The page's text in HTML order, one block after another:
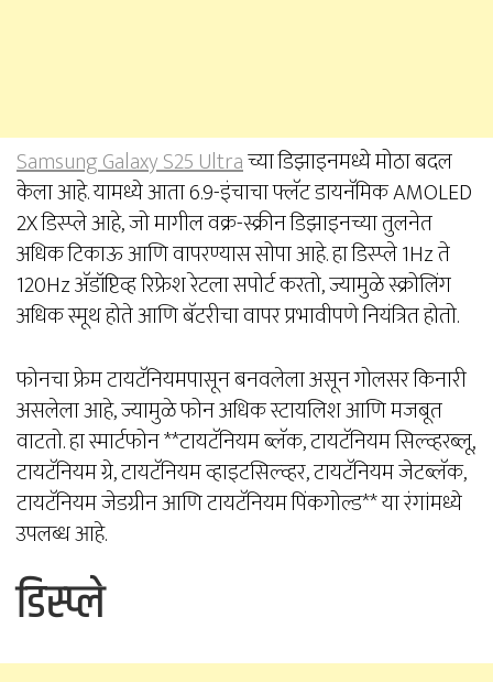
Samsung Galaxy S25 Ultraच्या डिझाइनमध्ये मोठा बदल
केला आहे. यामध्ये आता 6.9-इंचाचा फ्लॅट डायनॅमिक AMOLED
2X डिस्प्ले आहे, जो मागील वक्र-स्क्रीन डिझाइनच्या तुलनेत
अधिक टिकाऊ आणि वापरण्यास सोपा आहे. हा डिस्प्ले 1Hz ते
120Hz अ‍ॅडॉप्टिव्ह रिफ्रेश रेटला सपोर्ट करतो, ज्यामुळे स्क्रोलिंग
अधिक स्मूथ होते आणि बॅटरीचा वापर प्रभावीपणे नियंत्रित होतो.
फोनचा फ्रेम टायटॅनियमपासून बनवलेला असून गोलसर किनारी
असलेला आहे, ज्यामुळे फोन अधिक स्टायलिश आणि मजबूत
वाटतो. हा स्मार्टफोन **टायटॅनियम ब्लॅक, टायटॅनियम सिल्व्हरब्लू,
टायटॅनियम ग्रे, टायटॅनियम व्हाइटसिल्व्हर, टायटॅनियम जेटब्लॅक,
टायटॅनियम जेडग्रीन आणि टायटॅनियम पिंकगोल्ड** या रंगांमध्ये
उपलब्ध आहे.
डिस्प्ले